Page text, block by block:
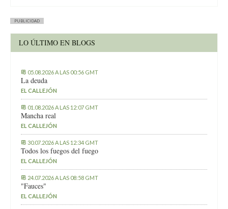
PUBLICIDAD
LO ÚLTIMO EN BLOGS
05.08.2026 A LAS 00:56 GMT
La deuda
EL CALLEJÓN
01.08.2026 A LAS 12:07 GMT
Mancha real
EL CALLEJÓN
30.07.2026 A LAS 12:34 GMT
Todos los fuegos del fuego
EL CALLEJÓN
24.07.2026 A LAS 08:58 GMT
"Fauces"
EL CALLEJÓN